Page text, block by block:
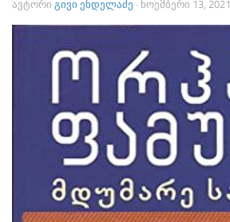
ᲐᲕᲢᲝᲠᲘ ᲒᲘᲕᲘ ᲔᲜᲓᲔᲚᲐᲫᲔ · ᲜᲝᲔᲛᲑᲔᲠᲘ 13, 2021